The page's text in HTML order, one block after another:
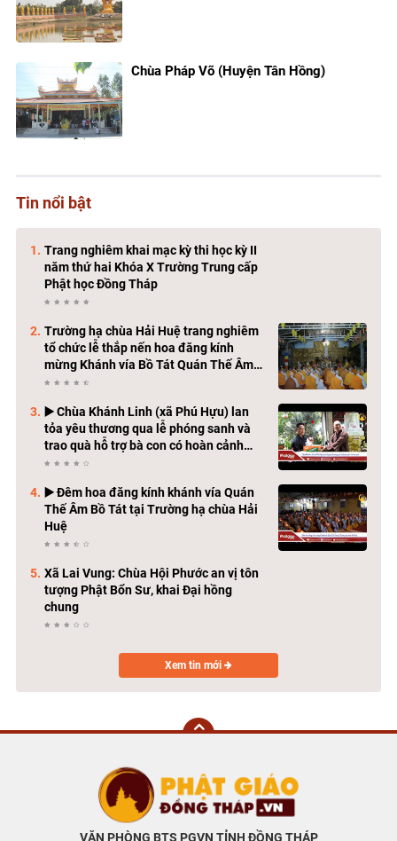
Chùa Pháp Võ (Huyện Tân Hồng)
Tin nổi bật
Trang nghiêm khai mạc kỳ thi học kỳ II
năm thứ hai Khóa X Trường Trung cấp
Phật học Đồng Tháp
Trường hạ chùa Hải Huệ trang nghiêm
tổ chức lễ thắp nến hoa đăng kính
mừng Khánh vía Bồ Tát Quán Thế Âm
Thành Đạo
▶️ Chùa Khánh Linh (xã Phú Hựu) lan
tỏa yêu thương qua lễ phóng sanh và
trao quà hỗ trợ bà con có hoàn cảnh
khó khăn
▶️ Đêm hoa đăng kính khánh vía Quán
Thế Âm Bồ Tát tại Trường hạ chùa Hải
Huệ
Xã Lai Vung: Chùa Hội Phước an vị tôn
tượng Phật Bổn Sư, khai Đại hồng
chung
Xem tin mới
VĂN PHÒNG BTS PGVN TỈNH ĐỒNG THÁP